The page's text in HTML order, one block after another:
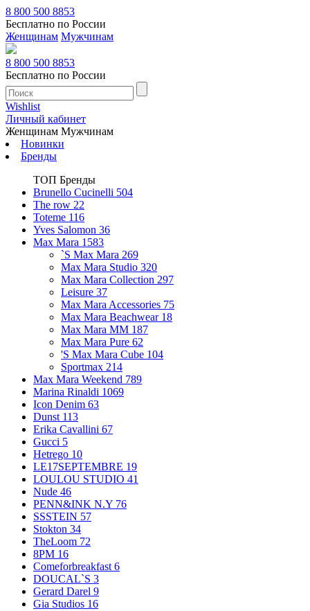
8 800 500 8853
Бесплатно по России
Женщинам Мужчинам
8 800 500 8853
Бесплатно по России
Wishlist
Личный кабинет
Женщинам Мужчинам
Новинки
Бренды
ТОП Бренды
Brunello Cucinelli 504
The row 22
Toteme 116
Yves Salomon 36
Max Mara 1583
`S Max Mara 269
Max Mara Studio 320
Max Mara Collection 297
Leisure 37
Max Mara Accessories 75
Max Mara Beachwear 18
Max Mara MM 187
Max Mara Pure 62
'S Max Mara Cube 104
Sportmax 214
Max Mara Weekend 789
Marina Rinaldi 1069
Icon Denim 63
Dunst 113
Erika Cavallini 67
Gucci 5
Hetrego 10
LE17SEPTEMBRE 19
LOULOU STUDIO 41
Nude 46
PENN&INK N.Y 76
SSSTEIN 57
Stokton 34
TheLoom 72
8PM 16
Comeforbreakfast 6
DOUCAL`S 3
Gerard Darel 9
Gia Studios 16